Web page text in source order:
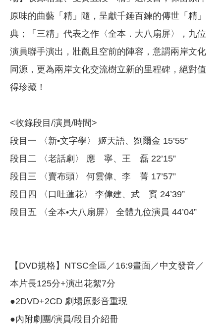
原味的曲藝「精」隨，呈獻千錘百鍊的傳世「精」
典；「三精」代表之作〈全本．大八扇屏〉，九位
演員聯手演出，壯觀且空前的陣容，意謂兩岸文化
同源，更為兩岸文化交流樹立新的里程碑，絕對值
得珍藏！
<收錄段目/演員/時間>
段目一 〈新•文字學〉 姬天語、劉爾金 15’55”
段目二 〈老話劇〉 應 寧、王 磊 22’15”
段目三 〈賣布頭〉 何雲偉、李 菁 17’57”
段目四 〈口吐蓮花〉 李偉建、武 賓 24’39”
段目五 〈全本•大八扇屏〉 全體九位演員 44’04”
【DVD規格】NTSC全區／16:9畫面／中文發音／
本片長125分+演出花絮7分
●2DVD+2CD 劇場原影音重現
●內附劇團/演員/段目介紹冊